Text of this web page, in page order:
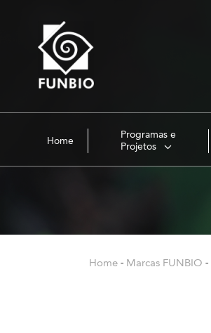
Home
Programas e
Projetos
Home - Marcas FUNBIO -